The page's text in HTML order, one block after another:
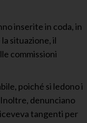
inserite in coda, in
situazione, il
commissioni
poiché si ledono i
denunciano
tangenti per